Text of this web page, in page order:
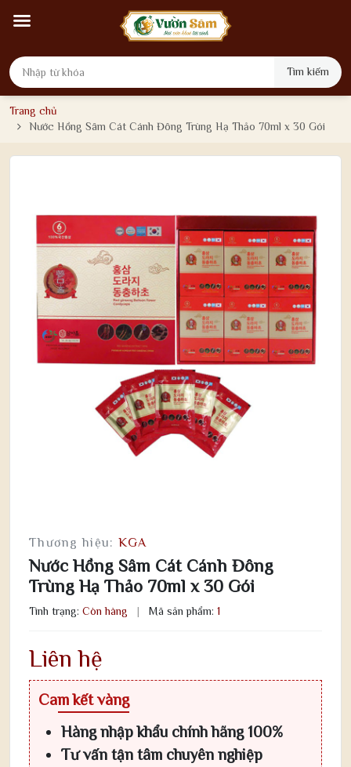
Tìm kiếm
Trang chủ
Nước Hồng Sâm Cát Cánh Đông Trùng Hạ Thảo 70ml x 30 Gói
Thương hiệu:KGA
Nước Hồng Sâm Cát Cánh Đông
Trùng Hạ Thảo 70ml x 30 Gói
Tình trạng: Còn hàng | Mã sản phẩm: 1
Liên hệ
Cam kết vàng
Hàng nhập khẩu chính hãng 100%
Tư vấn tận tâm chuyên nghiệp